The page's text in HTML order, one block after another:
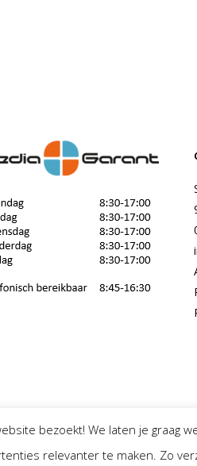
bezoekt! We laten je graag
relevanter te maken. Zo